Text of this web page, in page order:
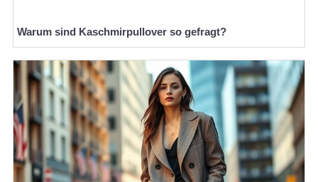
Warum sind Kaschmirpullover so gefragt?